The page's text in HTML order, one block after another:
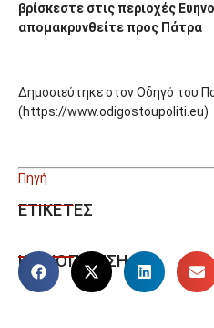
βρίσκεστε στις περιοχές
απομακρυνθείτε προς Πάτρα
Δημοσιεύτηκε στον Οδηγό του
(https://www.odigostoupoliti.eu)
Πηγή
ΕΤΙΚΕΤΕΣ
ΚΟΙΝΟΠΟΙΗΣΗ